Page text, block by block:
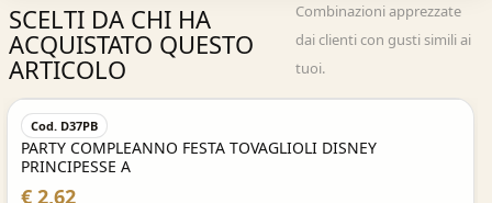
SCELTI DA CHI HA
ACQUISTATO QUESTO
ARTICOLO
Combinazioni apprezzate
dai clienti con gusti simili ai
tuoi.
Cod. D37PB
PARTY COMPLEANNO FESTA TOVAGLIOLI DISNEY
PRINCIPESSE A
€ 2,62